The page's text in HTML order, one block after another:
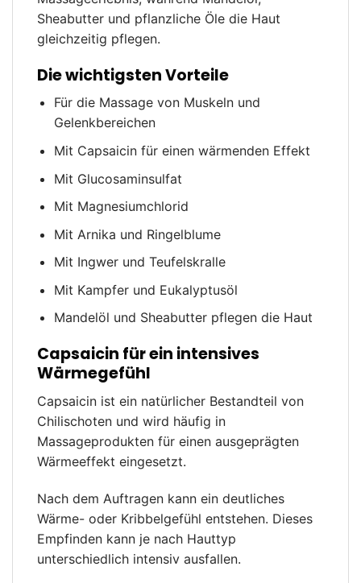
Sheabutter und pflanzliche Öle die Haut
gleichzeitig pflegen.
Die wichtigsten Vorteile
Für die Massage von Muskeln und
Gelenkbereichen
Mit Capsaicin für einen wärmenden Effekt
Mit Glucosaminsulfat
Mit Magnesiumchlorid
Mit Arnika und Ringelblume
Mit Ingwer und Teufelskralle
Mit Kampfer und Eukalyptusöl
Mandelöl und Sheabutter pflegen die Haut
Capsaicin für ein intensives
Wärmegefühl
Capsaicin ist ein natürlicher Bestandteil von
Chilischoten und wird häufig in
Massageprodukten für einen ausgeprägten
Wärmeeffekt eingesetzt.
Nach dem Auftragen kann ein deutliches
Wärme- oder Kribbelgefühl entstehen. Dieses
Empfinden kann je nach Hauttyp
unterschiedlich intensiv ausfallen.